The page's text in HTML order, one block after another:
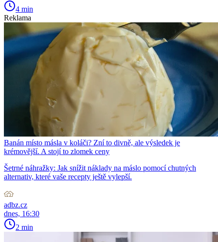
4 min
Reklama
Banán místo másla v koláči? Zní to divně, ale výsledek je
krémovější. A stojí to zlomek ceny
Šetrné náhražky: Jak snížit náklady na máslo pomocí chutných
alternativ, které vaše recepty ještě vylepší.
adbz.cz
dnes, 16:30
2 min